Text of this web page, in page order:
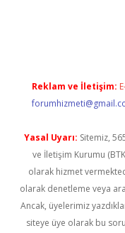
Reklam ve İletişim:
Yasal Uyarı: Sitemiz,
ve İletişim Kurumu
olarak hizmet
olarak denetleme veya
Ancak, üyelerimiz
siteye üye olarak bu